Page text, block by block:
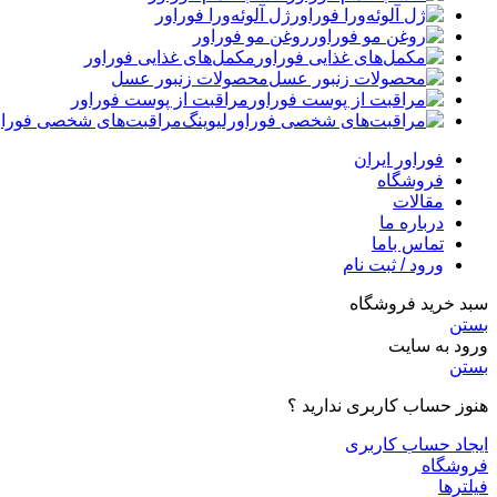
ژل آلوئه‌ورا فوراور
روغن مو فوراور
مکمل‌های غذایی فوراور
محصولات زنبور عسل
مراقبت از پوست فوراور
مراقبت‌های شخصی
فوراور ایران
فروشگاه
مقالات
درباره ما
تماس باما
ورود / ثبت نام
سبد خرید فروشگاه
بستن
ورود به سایت
بستن
هنوز حساب کاربری ندارید ؟
ایجاد حساب کاربری
فروشگاه
فیلترها